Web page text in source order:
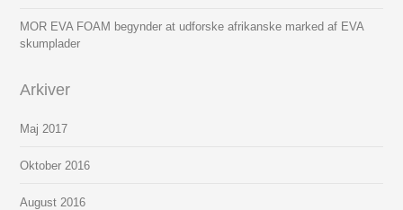
MOR EVA FOAM begynder at udforske afrikanske marked af EVA
skumplader
Arkiver
Maj 2017
Oktober 2016
August 2016